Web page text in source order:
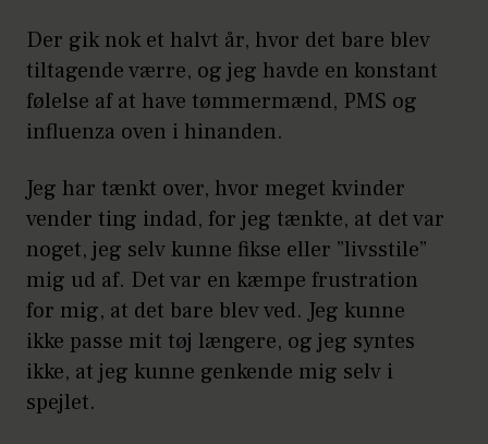
Der gik nok et halvt år, hvor det bare blev
tiltagende værre, og jeg havde en konstant
følelse af at have tømmermænd, PMS og
influenza oven i hinanden.
Jeg har tænkt over, hvor meget kvinder
vender ting indad, for jeg tænkte, at det var
noget, jeg selv kunne fikse eller ”livsstile”
mig ud af. Det var en kæmpe frustration
for mig, at det bare blev ved. Jeg kunne
ikke passe mit tøj længere, og jeg syntes
ikke, at jeg kunne genkende mig selv i
spejlet.